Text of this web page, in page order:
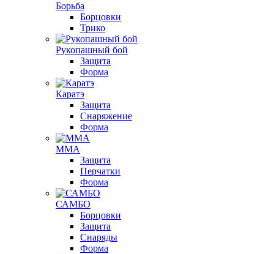
Борьба
Борцовки
Трико
Рукопашный бой
Защита
Форма
Каратэ
Защита
Снаряжение
Форма
ММА
Защита
Перчатки
Форма
САМБО
Борцовки
Защита
Снаряды
Форма